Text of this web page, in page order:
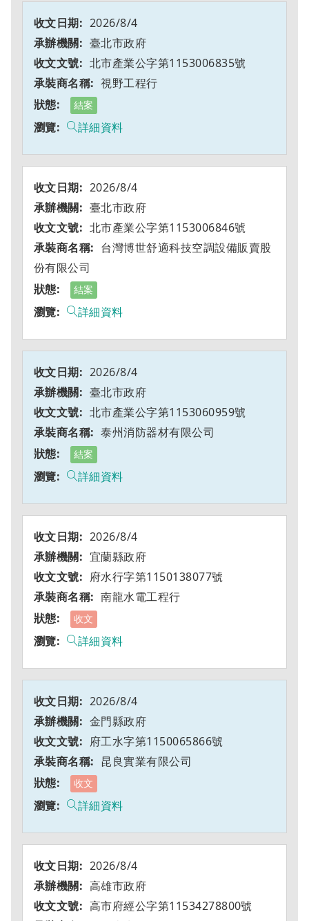
2026/8/4
臺北市政府
北市產業公字第1153006835號
視野工程行
結案
詳細資料
2026/8/4
臺北市政府
北市產業公字第1153006846號
台灣博世舒適科技空調設備販賣股
份有限公司
結案
詳細資料
2026/8/4
臺北市政府
北市產業公字第1153060959號
泰州消防器材有限公司
結案
詳細資料
2026/8/4
宜蘭縣政府
府水行字第1150138077號
南龍水電工程行
收文
詳細資料
2026/8/4
金門縣政府
府工水字第1150065866號
昆良實業有限公司
收文
詳細資料
2026/8/4
高雄市政府
高市府經公字第11534278800號